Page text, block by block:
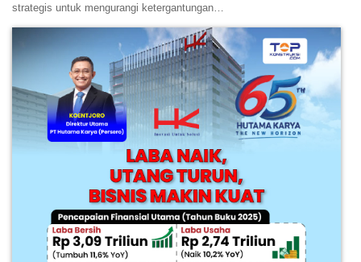
strategis untuk mengurangi ketergantungan…